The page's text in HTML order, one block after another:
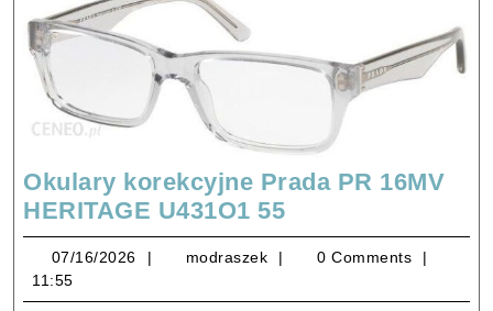
Okulary korekcyjne Prada PR 16MV
HERITAGE U431O1 55Okulary
korekcyjne
Prada
PR
07/16/2026 07/16/2026
modraszek modraszek
0 Comments
11:55